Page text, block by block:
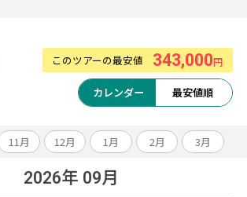
このツアーの最安値 343,000円
カレンダー 最安値順
11月 12月 1月 2月 3月
2026年 09月